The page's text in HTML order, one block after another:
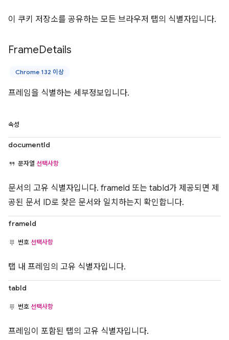
이 쿠키 저장소를 공유하는 모든 브라우저 탭의 식별자입니다.
FrameDetails
Chrome 132 이상
프레임을 식별하는 세부정보입니다.
속성
documentId
문자열 선택사항
문서의 고유 식별자입니다. frameId 또는 tabId가 제공되면 제
공된 문서 ID로 찾은 문서와 일치하는지 확인합니다.
frameId
번호 선택사항
탭 내 프레임의 고유 식별자입니다.
tabId
번호 선택사항
프레임이 포함된 탭의 고유 식별자입니다.